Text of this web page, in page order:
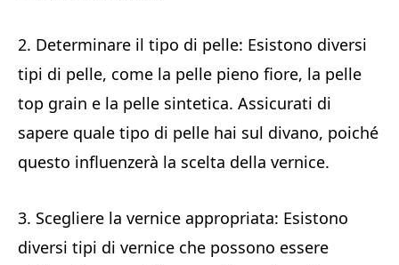
2. Determinare il tipo di pelle: Esistono diversi
tipi di pelle, come la pelle pieno fiore, la pelle
top grain e la pelle sintetica. Assicurati di
sapere quale tipo di pelle hai sul divano, poiché
questo influenzerà la scelta della vernice.
3. Scegliere la vernice appropriata: Esistono
diversi tipi di vernice che possono essere